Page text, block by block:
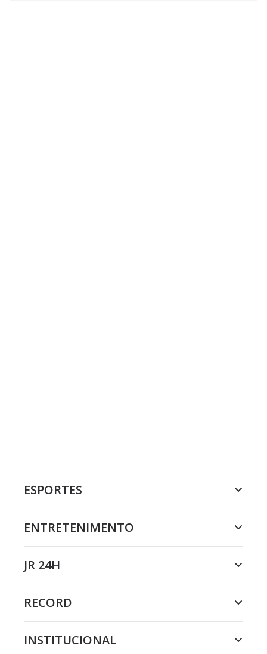
ESPORTES
ENTRETENIMENTO
JR 24H
RECORD
INSTITUCIONAL